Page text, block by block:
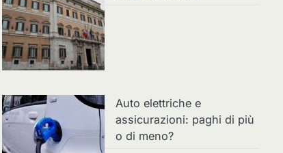
Auto elettriche e
assicurazioni: paghi di più
o di meno?